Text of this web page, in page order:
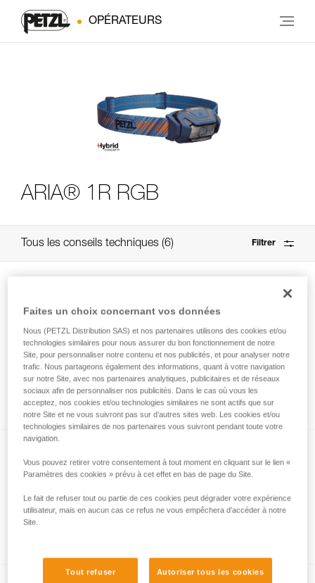
OPÉRATEURS
ARIA® 1R RGB
Tous les conseils techniques 6 Filtrer
Comment sont mesurées les performances
d’éclairage avec le protocole ANSI/PLATO
FL1 ?
Informations sur l’éclairage à led
Faites un choix concernant vos données
Nous (PETZL Distribution SAS) et nos partenaires utilisons des cookies et/ou
technologies similaires pour nous assurer du bon fonctionnement de notre
Site, pour personnaliser notre contenu et nos publicités, et pour analyser notre
trafic. Nous partageons également des informations, quant à votre navigation
sur notre Site, avec nos partenaires analytiques, publicitaires et de réseaux
sociaux afin de personnaliser nos publicités. Dans le cas où vous les
acceptez, nos cookies et/ou technologies similaires ne sont actifs que sur
notre Site et ne vous suivront pas sur d’autres sites web. Les cookies et/ou
technologies similaires de nos partenaires vous suivront pendant toute votre
navigation.
Vous pouvez retirer votre consentement à tout moment en cliquant sur le lien «
Paramètres des cookies » prévu à cet effet en bas de page du Site.
Le fait de refuser tout ou partie de ces cookies peut dégrader votre expérience
utilisateur, mais en aucun cas ce refus ne vous empêchera d’accéder à notre
Site.
Tout refuser Autoriser tous les cookies